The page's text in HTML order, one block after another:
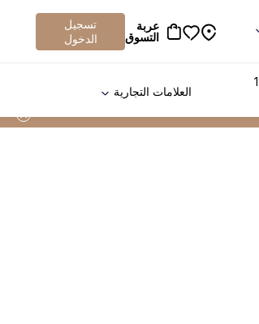
عربة
التسوق
تسجيل
الدخول
اشترِ 1 واحصل على 1
العلامات التجارية